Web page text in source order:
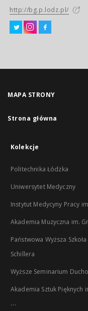
http://bg.p.lodz.pl/
MAPA STRONY
Strona główna
Kolekcje
Politechnika Łódzka
Uniwersytet Medyczny
Instytut Medycyny Pracy
Akademia Muzyczna im.
Państwowa Wyższa
Schillera
Wyższe Seminarium
Akademia Sztuk Pięknych
...